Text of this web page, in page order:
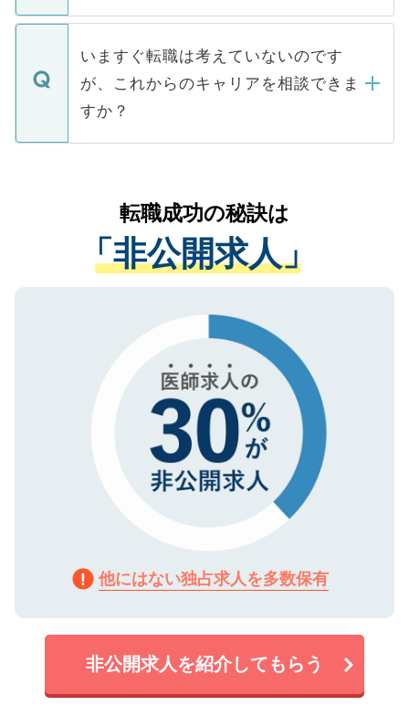
関を公にしてしまうと、応募が殺到する場
に、医療機関が求める条件に合った人材の
みを人材紹介会社に依頼するケースが増え
ています。
定を承諾する必要はありません。内定先へ
の辞退の連絡はキャリアパートナーが行い
個人情報が漏えいすることはありませんの
で、ご安心ください。当サイトからの登録
などで収集したご登録者様の個人情報は、
ご本人のキャリアアップおよび転職活動の
支援を目的に使用いたします。お預かりし
ているすべての個人データはご本人の許可
は、個人情報の取り扱いについての厳密な
管理基準を満たした事業者のみに付与され
る、プライバシーマークを取得済みです。
で、機密保持に関してもご安心ください。
いますぐ転職は考えていないのです
が、これからのキャリアを相談できま
すか？
かがいして、現在の医療機関の状況や紹介
経験をまじえながら、適切なアドバイスを
させていただきます。すぐにご転職をされ
ない方には、長期的なサポートが可能です
ので、まずはご登録ください。
転職成功の秘訣は
「非公開求人」
他にはない独占求人を多数保有
非公開求人を紹介してもらう